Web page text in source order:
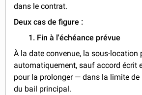
dans le contrat.
Deux cas de figure :
1. Fin à l'échéance prévue
À la date convenue, la sous-location
automatiquement, sauf accord écrit
pour la prolonger — dans la limite de
du bail principal.